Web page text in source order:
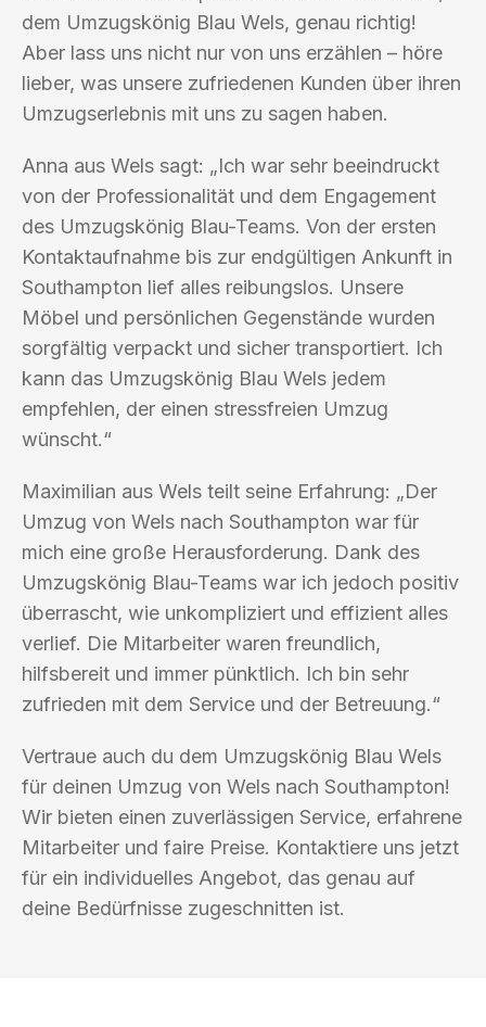
dem Umzugskönig Blau Wels, genau richtig!
Aber lass uns nicht nur von uns erzählen – höre
lieber, was unsere zufriedenen Kunden über ihren
Umzugserlebnis mit uns zu sagen haben.
Anna aus Wels sagt: „Ich war sehr beeindruckt
von der Professionalität und dem Engagement
des Umzugskönig Blau-Teams. Von der ersten
Kontaktaufnahme bis zur endgültigen Ankunft in
Southampton lief alles reibungslos. Unsere
Möbel und persönlichen Gegenstände wurden
sorgfältig verpackt und sicher transportiert. Ich
kann das Umzugskönig Blau Wels jedem
empfehlen, der einen stressfreien Umzug
wünscht.“
Maximilian aus Wels teilt seine Erfahrung: „Der
Umzug von Wels nach Southampton war für
mich eine große Herausforderung. Dank des
Umzugskönig Blau-Teams war ich jedoch positiv
überrascht, wie unkompliziert und effizient alles
verlief. Die Mitarbeiter waren freundlich,
hilfsbereit und immer pünktlich. Ich bin sehr
zufrieden mit dem Service und der Betreuung.“
Vertraue auch du dem Umzugskönig Blau Wels
für deinen Umzug von Wels nach Southampton!
Wir bieten einen zuverlässigen Service, erfahrene
Mitarbeiter und faire Preise. Kontaktiere uns jetzt
für ein individuelles Angebot, das genau auf
deine Bedürfnisse zugeschnitten ist.